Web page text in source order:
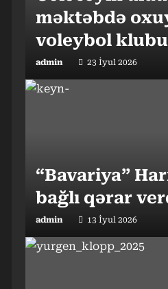
məktəbdə
voleybol
admin 23 İyul 2026
“Bavariya”
bağlı qərar
admin 13 İyul 2026